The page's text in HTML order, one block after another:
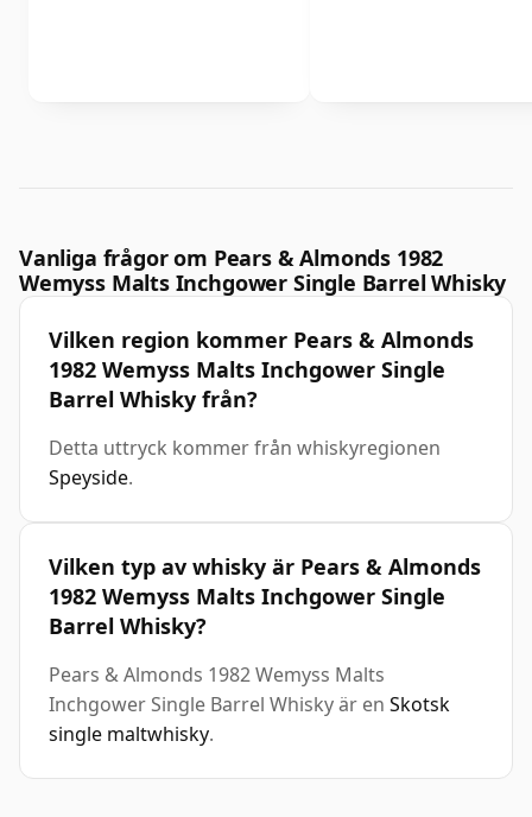
Vanliga frågor om Pears & Almonds 1982
Wemyss Malts Inchgower Single Barrel Whisky
Vilken region kommer Pears & Almonds
1982 Wemyss Malts Inchgower Single
Barrel Whisky från?
Detta uttryck kommer från whiskyregionen
Speyside.
Vilken typ av whisky är Pears & Almonds
1982 Wemyss Malts Inchgower Single
Barrel Whisky?
Pears & Almonds 1982 Wemyss Malts
Inchgower Single Barrel Whisky är en Skotsk
single maltwhisky.